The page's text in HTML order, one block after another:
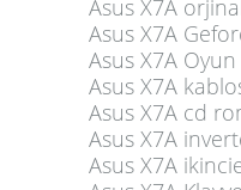
Asus X7A
Asus X7A
Asus X7A Oyun
Asus X7A
Asus X7A cd
Asus X7A
Asus X7A